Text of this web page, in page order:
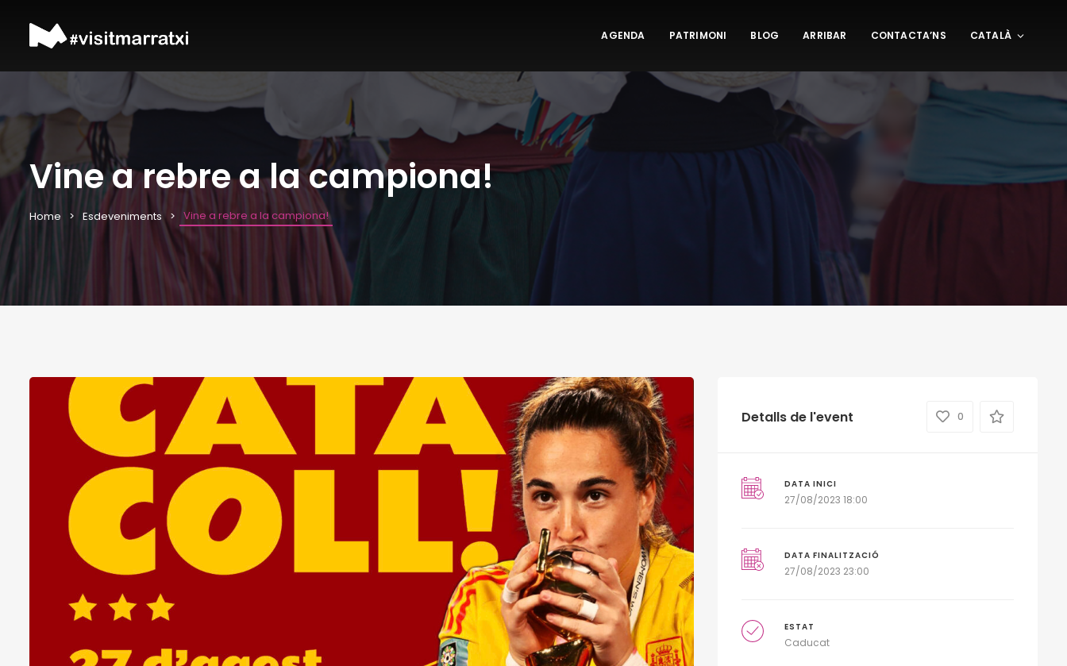
AGENDA PATRIMONI BLOG ARRIBAR CONTACTA’NS CATALÀ
Vine a rebre a la campiona!
Home Esdeveniments Vine a rebre a la campiona!
Detalls de l'event 0
DATA INICI
27/08/2023 18:00
DATA FINALITZACIÓ
27/08/2023 23:00
ESTAT
Caducat